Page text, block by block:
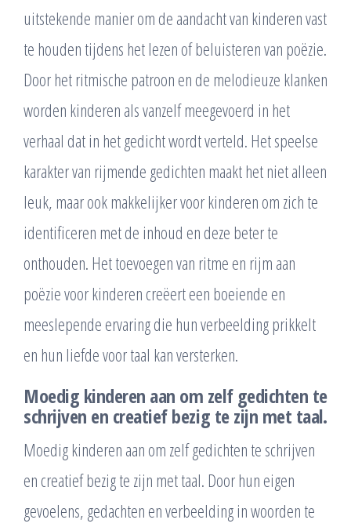
uitstekende manier om de aandacht van kinderen vast
te houden tijdens het lezen of beluisteren van poëzie.
Door het ritmische patroon en de melodieuze klanken
worden kinderen als vanzelf meegevoerd in het
verhaal dat in het gedicht wordt verteld. Het speelse
karakter van rijmende gedichten maakt het niet alleen
leuk, maar ook makkelijker voor kinderen om zich te
identificeren met de inhoud en deze beter te
onthouden. Het toevoegen van ritme en rijm aan
poëzie voor kinderen creëert een boeiende en
meeslepende ervaring die hun verbeelding prikkelt
en hun liefde voor taal kan versterken.
Moedig kinderen aan om zelf gedichten te
schrijven en creatief bezig te zijn met taal.
Moedig kinderen aan om zelf gedichten te schrijven
en creatief bezig te zijn met taal. Door hun eigen
gevoelens, gedachten en verbeelding in woorden te